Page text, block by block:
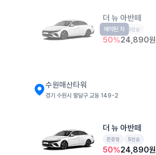
더 뉴 아반떼
준중형 5인승
50%24,890원
예약된 차
수원매산타워
경기 수원시 팔달구 교동 149-2
더 뉴 아반떼
준중형 5인승
50%24,890원